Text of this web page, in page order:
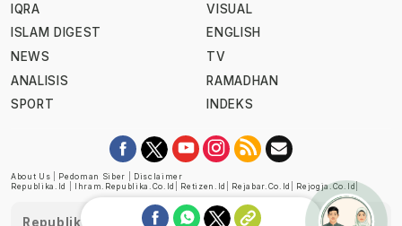
IQRA
ISLAM DIGEST
NEWS
ANALISIS
SPORT
VISUAL
ENGLISH
TV
RAMADHAN
INDEKS
About Us Pedoman Siber
Disclaimer
Republika.id
Ihram.republika.co.id Retizen.id Rejabar.co.id Rejogja.co.id
Republika telah diverifikasi oleh Dewan Pers